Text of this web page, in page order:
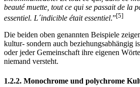
beauté muette, tout ce qui se passait de la
essentiel. L´indicible était essentiel.”[5]
Die beiden oben genannten Beispiele
kultur- sondern auch beziehungsabhängig
oder jeder Gemeinschaft ihre eigenen
niemand versteht.
1.2.2. Monochrome und polychrome